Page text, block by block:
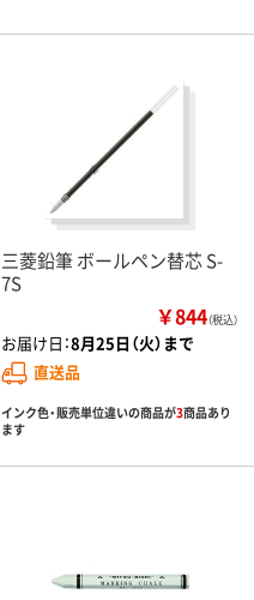
三菱鉛筆 ボールペン替芯 S-
7S
￥844（税込）
お届け日：8月25日（火）まで
直送品
インク色・販売単位違いの商品が3商品あり
ます